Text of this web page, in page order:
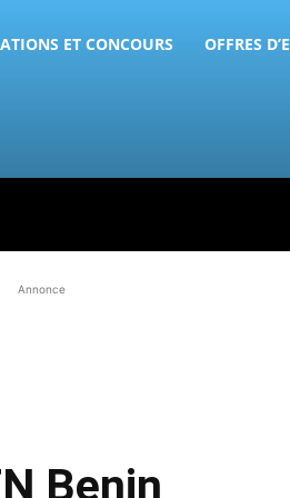
ET CONCOURS OFFRES
Annonce
Benin